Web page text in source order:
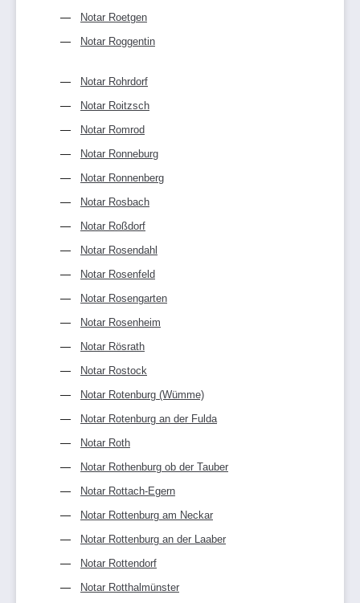
Notar Roetgen
Notar Roggentin
Notar Rohrdorf
Notar Roitzsch
Notar Romrod
Notar Ronneburg
Notar Ronnenberg
Notar Rosbach
Notar Roßdorf
Notar Rosendahl
Notar Rosenfeld
Notar Rosengarten
Notar Rosenheim
Notar Rösrath
Notar Rostock
Notar Rotenburg (Wümme)
Notar Rotenburg an der Fulda
Notar Roth
Notar Rothenburg ob der Tauber
Notar Rottach-Egern
Notar Rottenburg am Neckar
Notar Rottenburg an der Laaber
Notar Rottendorf
Notar Rotthalmünster